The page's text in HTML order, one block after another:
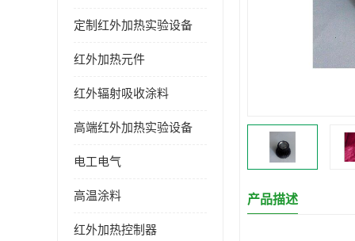
定制红外加热实验设备
红外加热元件
红外辐射吸收涂料
高端红外加热实验设备
电工电气
高温涂料
红外加热控制器
产品描述